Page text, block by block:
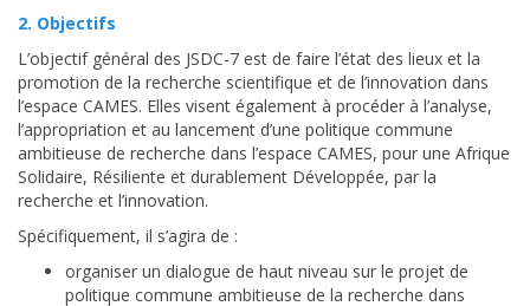
2. Objectifs
L’objectif général des JSDC-7 est de faire l’état des lieux et la
promotion de la recherche scientifique et de l’innovation dans
l’espace CAMES. Elles visent également à procéder à l’analyse,
l’appropriation et au lancement d’une politique commune
ambitieuse de recherche dans l’espace CAMES, pour une Afrique
Solidaire, Résiliente et durablement Développée, par la
recherche et l’innovation.
Spécifiquement, il s’agira de :
organiser un dialogue de haut niveau sur le projet de
politique commune ambitieuse de la recherche dans